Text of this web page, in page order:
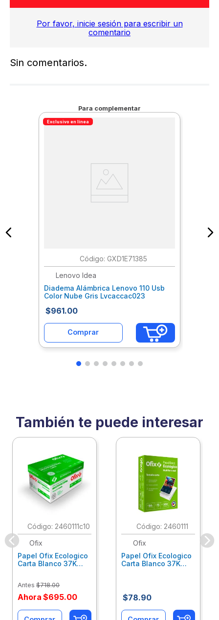
Por favor, inicie sesión para escribir un
comentario
Sin comentarios.
Para complementar
Exclusivo en línea
: GXD1E71385
Lenovo Idea
Diadema Alámbrica Lenovo 110 Usb
Color Nube Gris Lvcaccac023
$961.00
Comprar
También te puede interesar
: 2460111c10
Ofix
Papel Ofix Ecologico
Carta Blanco 37K
Antes $718.00
Ahora $695.00
: 2460111
Ofix
Papel Ofix Ecologico
Carta Blanco 37K
$78.90